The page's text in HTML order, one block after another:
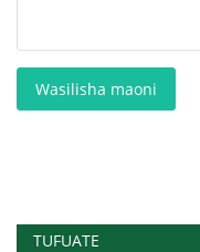
Wasilisha maoni
TUFUATE